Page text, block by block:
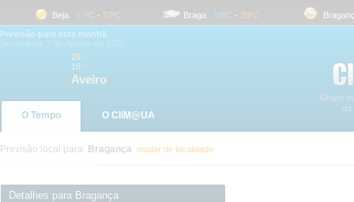
Beja 17 ºC- 37 ºC Braga 18 ºC- 29 ºC
Bragança
Previsão para esta manhã
26
16
Aveiro
O Tempo O CliM@UA
Previsão local para: Bragança mudar de localidade
Detalhes para Bragança